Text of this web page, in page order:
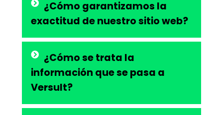
¿Cómo garantizamos la
exactitud de nuestro sitio web?
¿Cómo se trata la
información que se pasa a
Versult?